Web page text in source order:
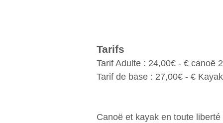
Tarifs
Tarif Adulte : 24,00€ - € canoë
Tarif de base : 27,00€ - €
Canoë et kayak en toute